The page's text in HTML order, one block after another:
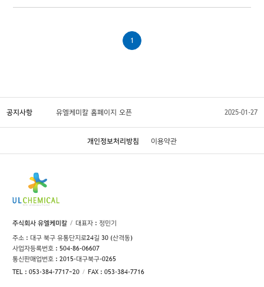
1
공지사항 유엘케미칼 홈페이지 오픈 2025-01-27
개인정보처리방침 이용약관
주식회사 유엘케미칼
대표자 : 정민기
주소 : 대구 북구 유통단지로24길 30 (산격동)
사업자등록번호 : 504-86-06607
통신판매업번호 : 2015-대구북구-0265
TEL : 053-384-7717~20
FAX : 053-384-7716